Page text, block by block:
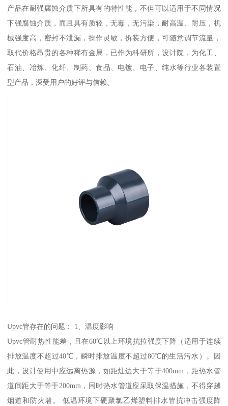
产品在耐强腐蚀介质下所具有的特性能，不但可以适用于不同情况
下强腐蚀介质，而且具有质轻，无毒，无污染，耐高温、耐压，机
械强度高，密封不泄漏，操作灵敏，拆装方便，可随意调节流量，
取代价格昂贵的各种稀有金属，已作为科研所，设计院，为化工、
石油、冶炼、化纤、制药、食品、电镀、电子、纯水等行业各装置
型产品，深受用户的好评与信赖。
Upvc管存在的问题： 1、温度影响
Upvc管耐热性能差，且在60℃以上环境抗拉强度下降（适用于连续
排放温度不超过40℃，瞬时排放温度不超过80℃的生活污水）。因
此，设计使用中应远离热源，如距灶边大于等于400mm，距热水管
道间距大于等于200mm，同时热水管道应采取保温措施，不得穿越
烟道和防火墙。 低温环境下硬聚氯乙烯塑料排水管抗冲击强度降